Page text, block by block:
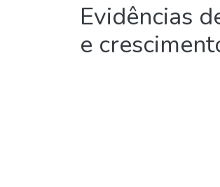
Evidências
e